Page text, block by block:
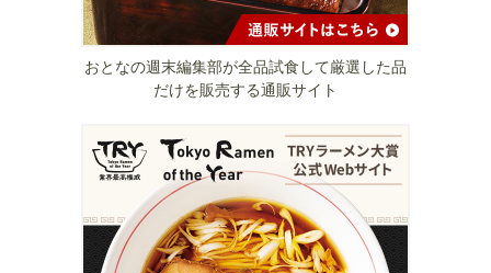
おとなの週末編集部が全品試食して厳選した品
だけを販売する通販サイト